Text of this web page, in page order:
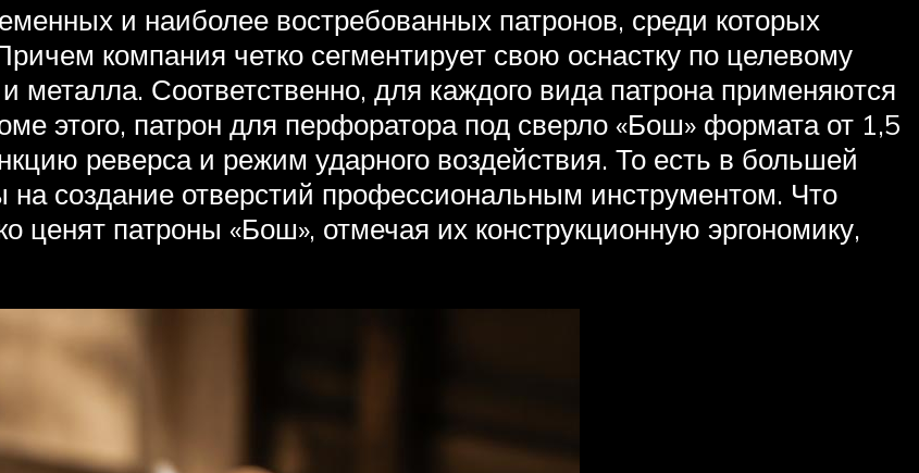
и наиболее востребованных патронов, среди которых
компания четко сегментирует свою оснастку по целевому
металла. Соответственно, для каждого вида патрона применяются
этого, патрон для перфоратора под сверло «Бош» формата от 1,5
реверса и режим ударного воздействия. То есть в большей
создание отверстий профессиональным инструментом. Что
ценят патроны «Бош», отмечая их конструкционную эргономику,